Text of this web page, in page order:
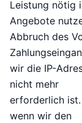
Leistung nötig
Angebote
Abbruch des
wir die IP-
nicht mehr
erforderlich ist.
wenn wir den